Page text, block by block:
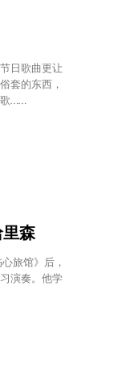
日歌曲更让人感到
套的东西，《狂欢
歌……
里森
旅馆》后，乔治·
演奏。他学习翻